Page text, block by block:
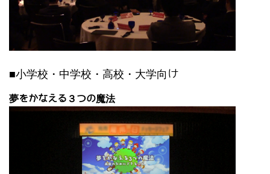
■小学校・中学校・高校・大学向け
夢をかなえる３つの魔法